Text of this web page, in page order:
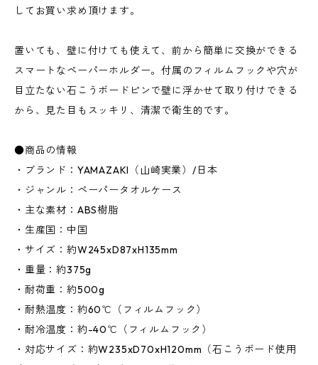
してお買い求め頂けます。
置いても、壁に付けても使えて、前から簡単に交換ができる
スマートなペーパーホルダー。付属のフィルムフックや穴が
目立たない石こうボードピンで壁に浮かせて取り付けできる
から、見た目もスッキリ、清潔で衛生的です。
●商品の情報
・ブランド：YAMAZAKI（山崎実業）/日本
・ジャンル：ペーパータオルケース
・主な素材：ABS樹脂
・生産国：中国
・サイズ：約W245xD87xH135mm
・重量：約375g
・耐荷重：約500g
・耐熱温度：約60℃（フィルムフック）
・耐冷温度：約-40℃（フィルムフック）
・対応サイズ：約W235xD70xH120mm（石こうボード使用